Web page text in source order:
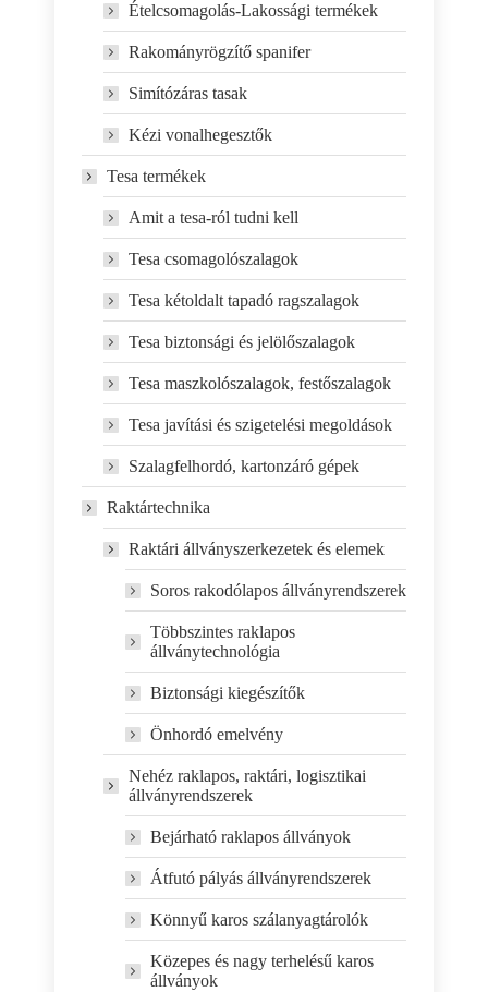
Ételcsomagolás-Lakossági termékek
Rakományrögzítő spanifer
Simítózáras tasak
Kézi vonalhegesztők
Tesa termékek
Amit a tesa-ról tudni kell
Tesa csomagolószalagok
Tesa kétoldalt tapadó ragszalagok
Tesa biztonsági és jelölőszalagok
Tesa maszkolószalagok, festőszalagok
Tesa javítási és szigetelési megoldások
Szalagfelhordó, kartonzáró gépek
Raktártechnika
Raktári állványszerkezetek és elemek
Soros rakodólapos állványrendszerek
Többszintes raklapos
állványtechnológia
Biztonsági kiegészítők
Önhordó emelvény
Nehéz raklapos, raktári, logisztikai
állványrendszerek
Bejárható raklapos állványok
Átfutó pályás állványrendszerek
Könnyű karos szálanyagtárolók
Közepes és nagy terhelésű karos
állványok